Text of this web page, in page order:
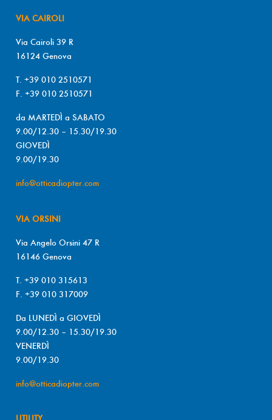
VIA CAIROLI
Via Cairoli 39 R
16124 Genova
T. +39 010 2510571
F. +39 010 2510571
da MARTEDÌ a SABATO
9.00/12.30 – 15.30/19.30
GIOVEDÌ
9.00/19.30
info@otticadiopter.com
VIA ORSINI
Via Angelo Orsini 47 R
16146 Genova
T. +39 010 315613
F. +39 010 317009
Da LUNEDÌ a GIOVEDÌ
9.00/12.30 – 15.30/19.30
VENERDÌ
9.00/19.30
info@otticadiopter.com